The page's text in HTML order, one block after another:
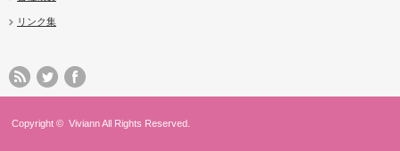
リンク集
Copyright ©ViviannAll Rights Reserved.